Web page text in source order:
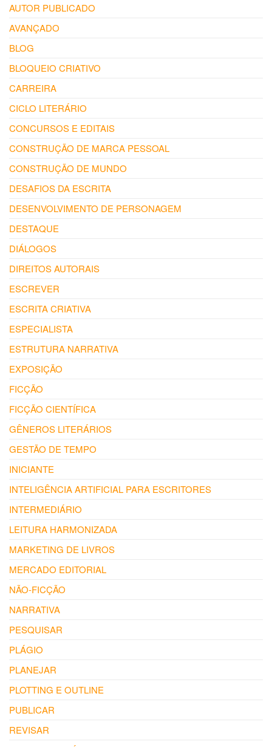
AUTOR PUBLICADO
AVANÇADO
BLOG
BLOQUEIO CRIATIVO
CARREIRA
CICLO LITERÁRIO
CONCURSOS E EDITAIS
CONSTRUÇÃO DE MARCA PESSOAL
CONSTRUÇÃO DE MUNDO
DESAFIOS DA ESCRITA
DESENVOLVIMENTO DE PERSONAGEM
DESTAQUE
DIÁLOGOS
DIREITOS AUTORAIS
ESCREVER
ESCRITA CRIATIVA
ESPECIALISTA
ESTRUTURA NARRATIVA
EXPOSIÇÃO
FICÇÃO
FICÇÃO CIENTÍFICA
GÊNEROS LITERÁRIOS
GESTÃO DE TEMPO
INICIANTE
INTELIGÊNCIA ARTIFICIAL PARA ESCRITORES
INTERMEDIÁRIO
LEITURA HARMONIZADA
MARKETING DE LIVROS
MERCADO EDITORIAL
NÃO-FICÇÃO
NARRATIVA
PESQUISAR
PLÁGIO
PLANEJAR
PLOTTING E OUTLINE
PUBLICAR
REVISAR